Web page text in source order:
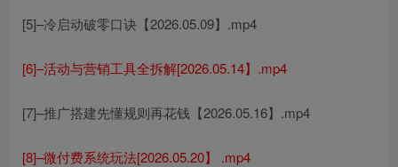
[5]–冷启动破零口诀【2026.05.09】.mp4
[6]–活动与营销工具全拆解[2026.05.14】.mp4
[7]–推广搭建先懂规则再花钱【2026.05.16】.mp4
[8]–微付费系统玩法[2026.05.20】 .mp4